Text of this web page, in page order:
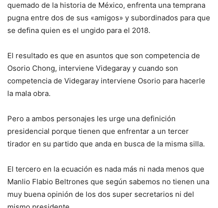
quemado de la historia de México, enfrenta una temprana
pugna entre dos de sus «amigos» y subordinados para que
se defina quien es el ungido para el 2018.
El resultado es que en asuntos que son competencia de
Osorio Chong, interviene Videgaray y cuando son
competencia de Videgaray interviene Osorio para hacerle
la mala obra.
Pero a ambos personajes les urge una definición
presidencial porque tienen que enfrentar a un tercer
tirador en su partido que anda en busca de la misma silla.
El tercero en la ecuación es nada más ni nada menos que
Manlio Flabio Beltrones que según sabemos no tienen una
muy buena opinión de los dos super secretarios ni del